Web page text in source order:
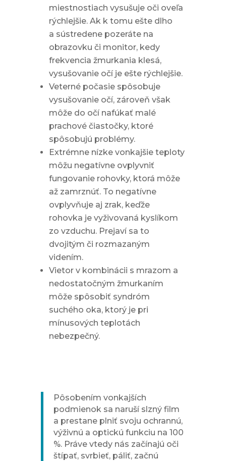
miestnostiach vysušuje oči oveľa
rýchlejšie. Ak k tomu ešte dlho
a sústredene pozeráte na
obrazovku či monitor, kedy
frekvencia žmurkania klesá,
vysušovanie očí je ešte rýchlejšie.
Veterné počasie spôsobuje
vysušovanie očí, zároveň však
môže do očí nafúkať malé
prachové čiastočky, ktoré
spôsobujú problémy.
Extrémne nízke vonkajšie teploty
môžu negatívne ovplyvniť
fungovanie rohovky, ktorá môže
až zamrznúť. To negatívne
ovplyvňuje aj zrak, keďže
rohovka je vyživovaná kyslíkom
zo vzduchu. Prejaví sa to
dvojitým či rozmazaným
videním.
Vietor v kombinácii s mrazom a
nedostatočným žmurkaním
môže spôsobiť syndróm
suchého oka, ktorý je pri
mínusových teplotách
nebezpečný.
Pôsobením vonkajších
podmienok sa naruší slzný film
a prestane plniť svoju ochrannú,
výživnú a optickú funkciu na 100
%. Práve vtedy nás začínajú oči
štípať, svrbieť, páliť, začnú